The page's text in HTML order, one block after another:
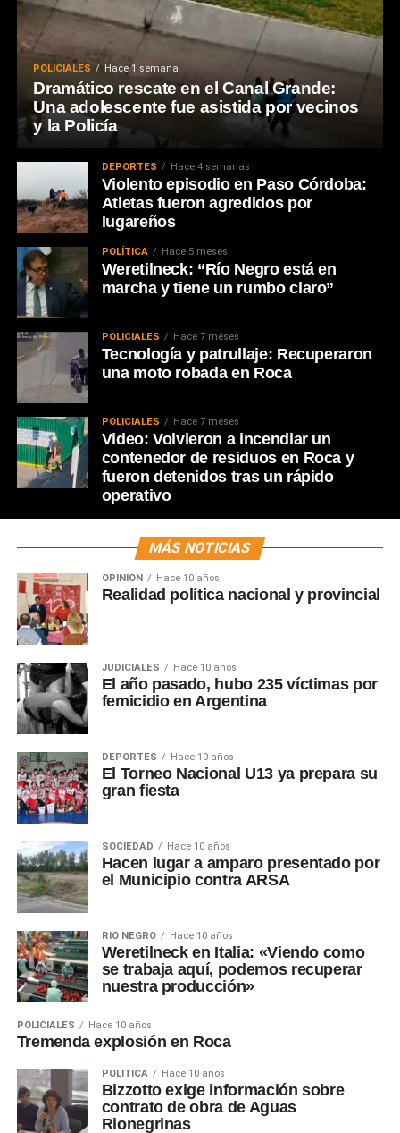
POLICIALES Hace 1 semana
Dramático rescate en el Canal Grande:
Una adolescente fue asistida por vecinos
y la Policía
DEPORTES Hace 4 semanas
Violento episodio en Paso Córdoba:
Atletas fueron agredidos por
lugareños
POLÍTICA Hace 5 meses
Weretilneck: “Río Negro está en
marcha y tiene un rumbo claro”
POLICIALES Hace 7 meses
Tecnología y patrullaje: Recuperaron
una moto robada en Roca
POLICIALES Hace 7 meses
Video: Volvieron a incendiar un
contenedor de residuos en Roca y
fueron detenidos tras un rápido
operativo
MÁS NOTICIAS
OPINIÓN Hace 10 años
Realidad política nacional y provincial
JUDICIALES Hace 10 años
El año pasado, hubo 235 víctimas por
femicidio en Argentina
DEPORTES Hace 10 años
El Torneo Nacional U13 ya prepara su
gran fiesta
SOCIEDAD Hace 10 años
Hacen lugar a amparo presentado por
el Municipio contra ARSA
RÍO NEGRO Hace 10 años
Weretilneck en Italia: «Viendo como
se trabaja aquí, podemos recuperar
nuestra producción»
POLICIALES Hace 10 años
Tremenda explosión en Roca
POLÍTICA Hace 10 años
Bizzotto exige información sobre
contrato de obra de Aguas
Rionegrinas